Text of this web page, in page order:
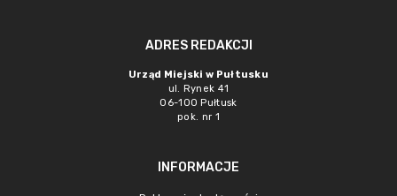
ADRES REDAKCJI
Urząd Miejski w Pułtusku
ul. Rynek 41
06-100 Pułtusk
pok. nr 1
INFORMACJE